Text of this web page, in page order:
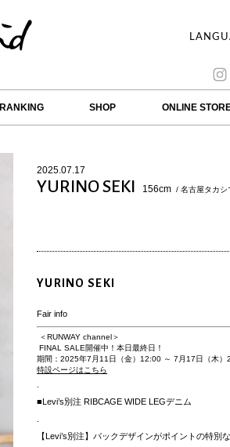
RANKING SHOP ONLINE
2025.07.17
YURINO SEKI 156cm / 名古屋タカシ
YURINO SEKI
Fair info
＜RUNWAY channel＞
FINAL SALE開催中！本日最終日！
期間：2025年7月11日（金）12:00 ～ 7月17日（木）
特設ページはこちら
■Levi’s別注 RIBCAGE WIDE LEGデニム
【Levi’s別注】バックデザインがポイントの特別